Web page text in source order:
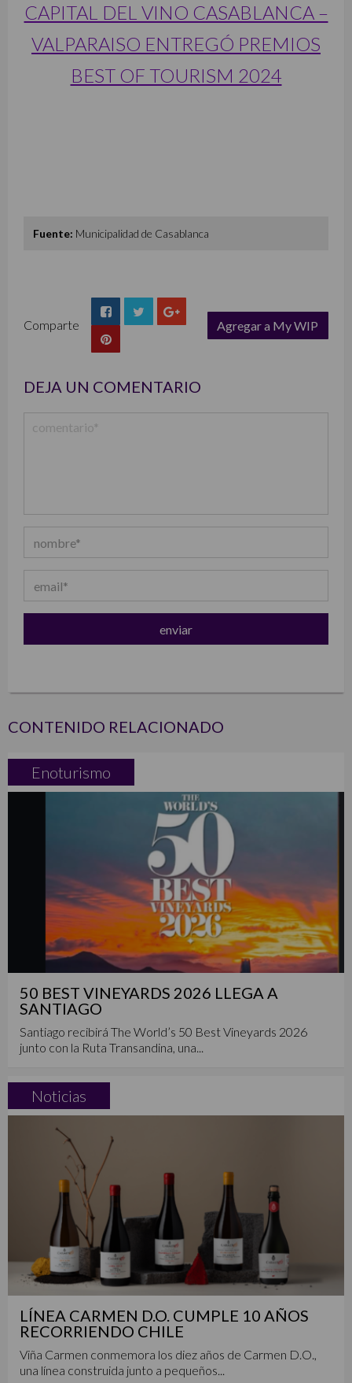
CAPITAL DEL VINO CASABLANCA –
VALPARAISO ENTREGÓ PREMIOS
BEST OF TOURISM 2024
Fuente: Municipalidad de Casablanca
Comparte
Agregar a My WIP
DEJA UN COMENTARIO
CONTENIDO RELACIONADO
Enoturismo
50 BEST VINEYARDS 2026 LLEGA A
SANTIAGO
Santiago recibirá The World’s 50 Best Vineyards 2026
junto con la Ruta Transandina, una...
Noticias
LÍNEA CARMEN D.O. CUMPLE 10 AÑOS
RECORRIENDO CHILE
Viña Carmen conmemora los diez años de Carmen D.O.,
una línea construida junto a pequeños...